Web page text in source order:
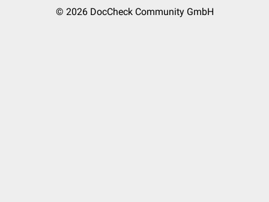
© 2026 DocCheck Community GmbH